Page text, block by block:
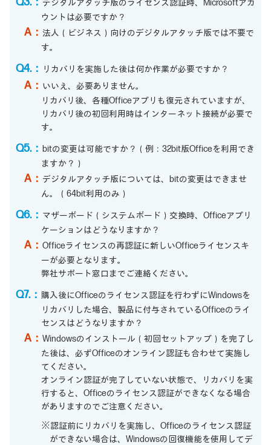
デジタルアタッチ版のライセンス認証時、Microsoftアカ
ウントは必要ですか？
A： 法人（ビジネス）向けのデジタルアタッチ版では不要で
す。
Q4.： リカバリを実施した後は何か作業が必要ですか？
A： いいえ、必要ありません。
リカバリ後、各種Officeアプリも復元されていますが、
リカバリ後の初回利用時はインターネット接続が必要で
す。
Q5.： bitの変更は可能ですか？（例：32bit版Officeを利用でき
ますか？）
A： デジタルアタッチ版については、bitの変更はできませ
ん。（64bit利用のみ）
Q6.： マザーボード（システムボード）交換時、Officeアプリ
ケーションはどうなりますか？
A：Officeライセンスの再認証に新しいOfficeライセンスキ
ーが必要となります。
弊社サポート窓口までご連絡ください。
Q7.： 購入後にOfficeのライセンス認証を行わずにWindowsを
リカバリした場合、製品に付与されているOfficeのライ
センスはどうなりますか？
A：Windowsのインストール（初回セットアップ）を完了し
た後は、必ずOfficeのオンライン認証も合わせて実施し
てください。
オンライン認証が完了していない状態で、リカバリを実
行すると、Officeのライセンス認証ができなくなる場合
がありますのでご注意ください。
※認証前にリカバリを実施し、Officeのライセンス認証
ができない場合は、Windowsの回復機能を使用してデ